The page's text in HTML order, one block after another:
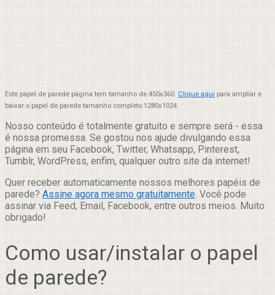
Este papel de parede página tem tamanho de 450x360. Clique aqui para ampliar e
baixar o papel de parede tamanho completo 1280x1024
Nosso conteúdo é totalmente gratuito e sempre será - essa
é nossa promessa. Se gostou nos ajude divulgando essa
página em seu Facebook, Twitter, Whatsapp, Pinterest,
Tumblr, WordPress, enfim, qualquer outro site da internet!
Quer receber automaticamente nossos melhores papéis de
parede? Assine agora mesmo gratuitamente. Você pode
assinar via Feed, Email, Facebook, entre outros meios. Muito
obrigado!
Como usar/instalar o papel
de parede?